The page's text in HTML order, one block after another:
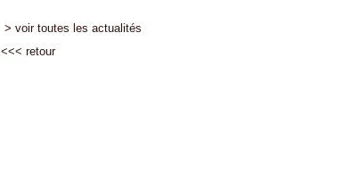
> voir toutes les actualités
<<< retour